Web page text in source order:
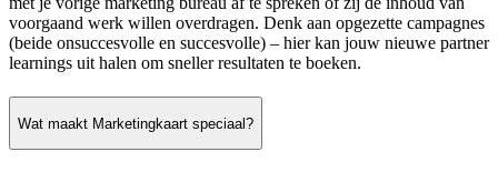
voorgaand werk willen overdragen. Denk aan opgezette campagnes
(beide onsuccesvolle en succesvolle) – hier kan jouw nieuwe partner
learnings uit halen om sneller resultaten te boeken.
Wat maakt Marketingkaart speciaal?